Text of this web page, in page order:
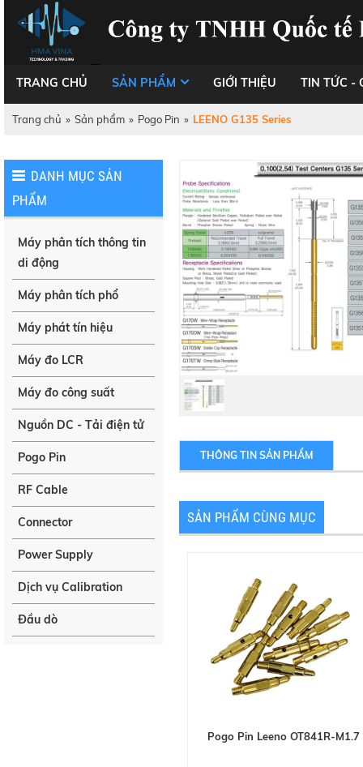
TRANG CHỦ SẢN PHẨM GIỚI THIỆU TIN TỨC -
Trang chủ » Sản phẩm » Pogo Pin » LEENO G135 Series
DANH MỤC SẢN
PHẨM
Máy phân tích thông tin
di động
Máy phân tích phổ
Máy phát tín hiệu
Máy đo LCR
Máy đo công suất
Nguồn DC - Tải điện tử
Pogo Pin
RF Cable
Connector
Power Supply
Dịch vụ Calibration
Đầu dò
THÔNG TIN SẢN PHẨM
SẢN PHẨM CÙNG MỤC
Pogo Pin Leeno OT841R-M1.7